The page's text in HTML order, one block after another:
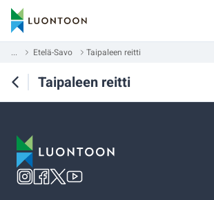
... Etelä-Savo Taipaleen reitti
Taipaleen reitti